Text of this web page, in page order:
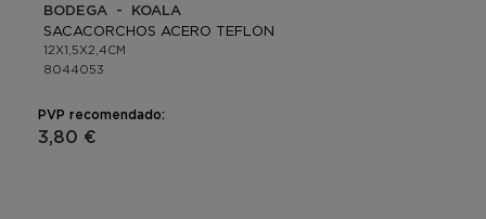
BODEGA - KOALA
SACACORCHOS ACERO TEFLÓN
12X1,5X2,4CM
8044053
PVP recomendado:
3,80 €